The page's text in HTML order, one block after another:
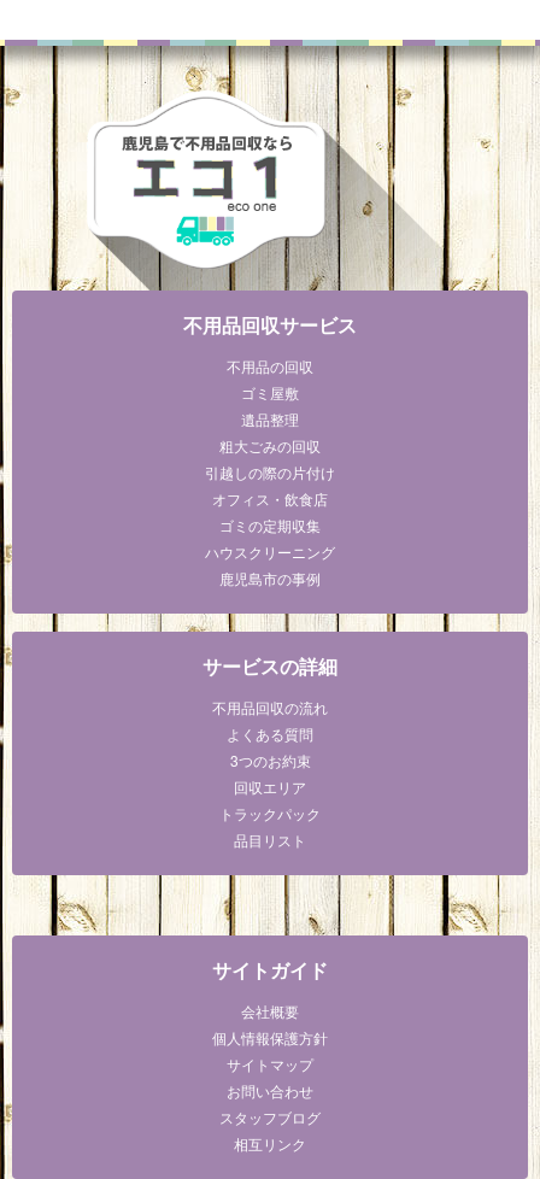
不用品回収サービス
不用品の回収
ゴミ屋敷
遺品整理
粗大ごみの回収
引越しの際の片付け
オフィス・飲食店
ゴミの定期収集
ハウスクリーニング
鹿児島市の事例
サービスの詳細
不用品回収の流れ
よくある質問
3つのお約束
回収エリア
トラックパック
品目リスト
サイトガイド
会社概要
個人情報保護方針
サイトマップ
お問い合わせ
スタッフブログ
相互リンク